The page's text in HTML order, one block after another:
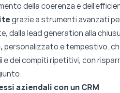
della coerenza e
grazie a strumenti avanzati
dalla lead generation alla
personalizzato e tempestivo,
e dei compiti ripetitivi, con
aziendali con un CRM